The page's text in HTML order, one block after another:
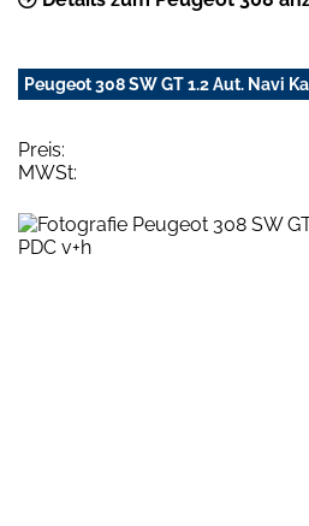
Peugeot 308 SW GT 1.2 Aut. Navi
Preis:
MWSt: